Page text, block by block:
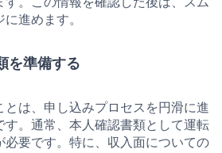
進めます。
を準備する
とは、申し込みプロセスを円滑に進
す。通常、本人確認書類として運転
必要です。特に、収入面についての